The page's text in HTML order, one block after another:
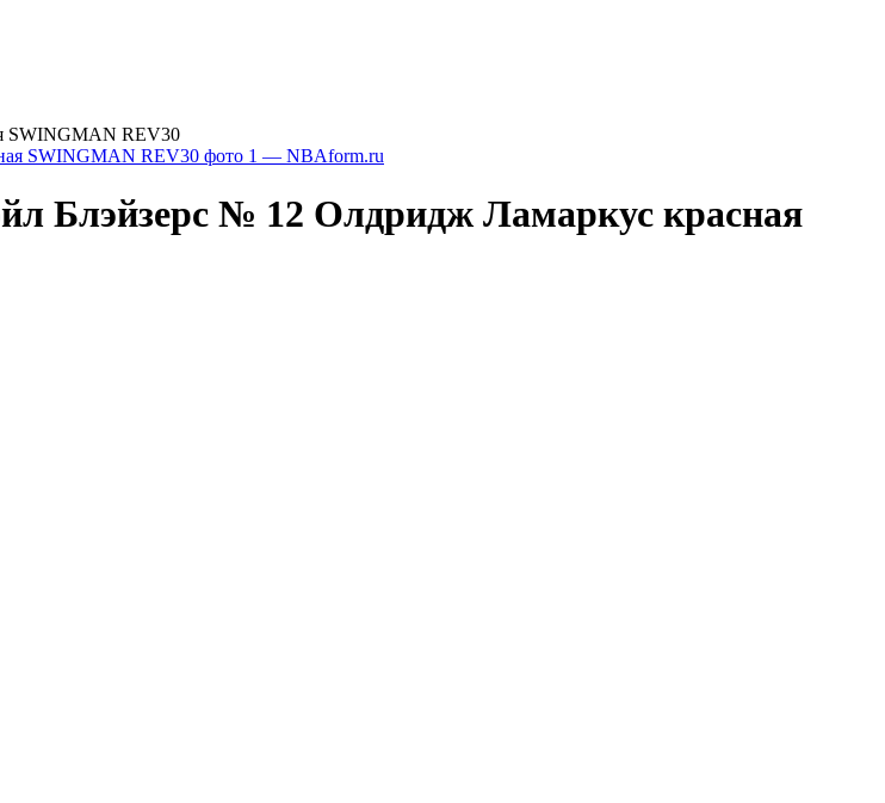
SWINGMAN REV30
Блэйзерс № 12 Олдридж Ламаркус красная